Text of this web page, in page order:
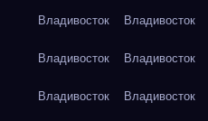
Владивосток Владивосток
Владивосток Владивосток
Владивосток Владивосток